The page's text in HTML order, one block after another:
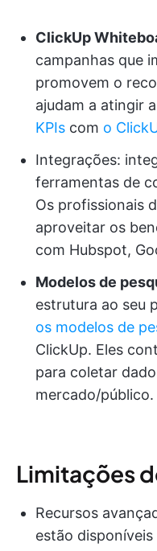
ClickUp
campanhas que
promovem o
ajudam a atingir
KPIs com o
Integrações:
ferramentas de
Os profissionais
aproveitar os
com Hubspot,
Modelos de
estrutura ao seu
os modelos de
ClickUp. Eles
para coletar
mercado/público.
Limitações
Recursos
estão